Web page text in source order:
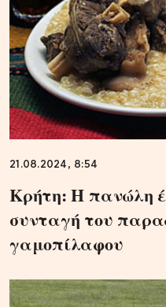
21.08.2024, 8:54
Κρήτη: Η πανώλη
συνταγή του
γαμοπίλαφου